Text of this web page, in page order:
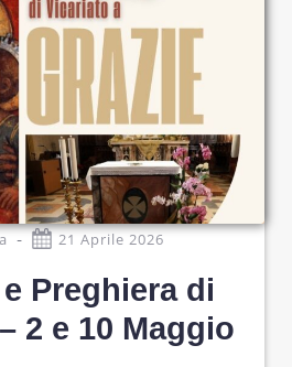
- 21 Aprile 2026
Preghiera di
2 e 10 Maggio